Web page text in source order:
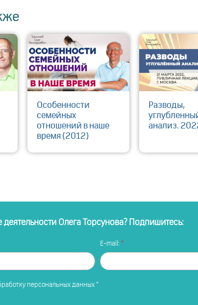
Особенности
семейных
отношений в наше
время (2012)
Разводы,
анализ.
деятельности Олега Торсунова? Подпишитесь:
E-mail:
персональных данных*